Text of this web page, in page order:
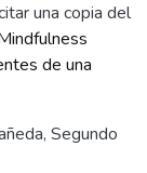
una copia del
de una
Segundo